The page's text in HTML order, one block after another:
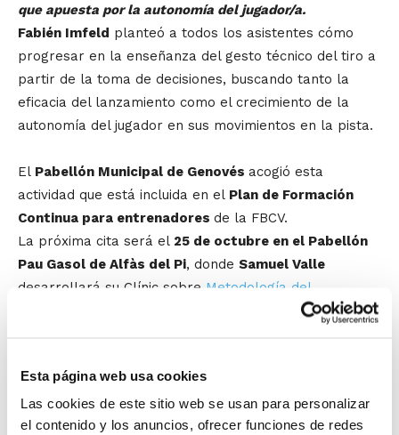
Esta página web usa cookies
Las cookies de este sitio web se usan para personalizar
el contenido y los anuncios, ofrecer funciones de redes
que apuesta por la autonomía del jugador/a.
Fabién Imfeld planteó a todos los asistentes cómo
progresar en la enseñanza del gesto técnico del tiro a
partir de la toma de decisiones, buscando tanto la
eficacia del lanzamiento como el crecimiento de la
autonomía del jugador en sus movimientos en la pista.
El Pabellón Municipal de Genovés acogió esta
actividad que está incluida en el Plan de Formación
Continua para entrenadores de la FBCV.
La próxima cita será el 25 de octubre en el Pabellón
Pau Gasol de Alfàs del Pi, donde Samuel Valle
desarrollará su Clínic sobre Metodología del
entrenamiento coordinativo aplicado al baloncesto.
este enlace. La participación contará además como 4
horas de prácticas para los alumnos/as de los Cursos
de Entrenador FBCV.